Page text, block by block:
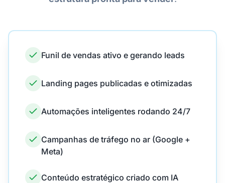
Funil de vendas ativo e gerando leads
Landing pages publicadas e otimizadas
Automações inteligentes rodando 24/7
Campanhas de tráfego no ar (Google +
Meta)
Conteúdo estratégico criado com IA